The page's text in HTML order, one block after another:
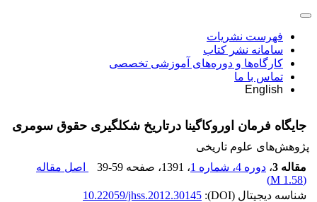
فهرست نشریات
سامانه نشر کتاب
کارگاه‌ها و دوره‌های آموزشی تخصصی
تماس با ما
English
جایگاه فرمان اوروکاگینا درتاریخ شکلگیری حقوق سومری
پژوهش‌های علوم تاریخی
مقاله 3
، دوره 4، شماره 1 ، 1391 ، صفحه 39-59
اصل مقاله
(
1.58 M
)
شناسه دیجیتال (DOI):
10.22059/jhss.2012.30145